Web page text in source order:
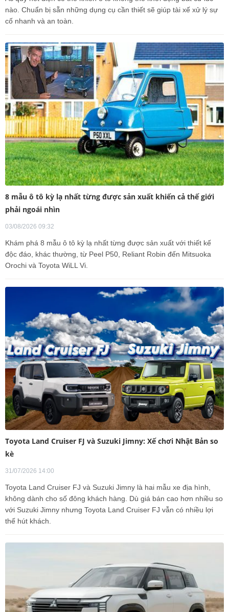
nào. Chuẩn bị sẵn những dụng cụ cần thiết sẽ giúp tài xế xử lý sự
cố nhanh và an toàn.
8 mẫu ô tô kỳ lạ nhất từng được sản xuất khiến cả thế giới
phải ngoái nhìn
03/08/2026 09:32
Khám phá 8 mẫu ô tô kỳ lạ nhất từng được sản xuất với thiết kế
độc đáo, khác thường, từ Peel P50, Reliant Robin đến Mitsuoka
Orochi và Toyota WiLL Vi.
Toyota Land Cruiser FJ và Suzuki Jimny: Xế chơi Nhật Bản so
kè
31/07/2026 14:00
Toyota Land Cruiser FJ và Suzuki Jimny là hai mẫu xe địa hình,
không dành cho số đông khách hàng. Dù giá bán cao hơn nhiều so
với Suzuki Jimny nhưng Toyota Land Cruiser FJ vẫn có nhiều lợi
thế hút khách.